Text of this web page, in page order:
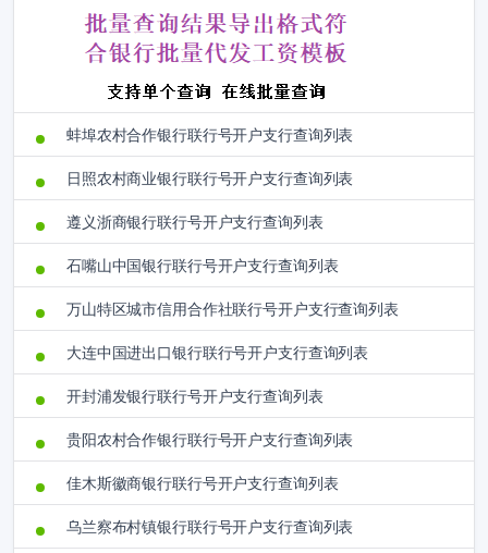
蚌埠农村合作银行联行号开户支行查询列表
日照农村商业银行联行号开户支行查询列表
遵义浙商银行联行号开户支行查询列表
石嘴山中国银行联行号开户支行查询列表
万山特区城市信用合作社联行号开户支行查询列表
大连中国进出口银行联行号开户支行查询列表
开封浦发银行联行号开户支行查询列表
贵阳农村合作银行联行号开户支行查询列表
佳木斯徽商银行联行号开户支行查询列表
乌兰察布村镇银行联行号开户支行查询列表